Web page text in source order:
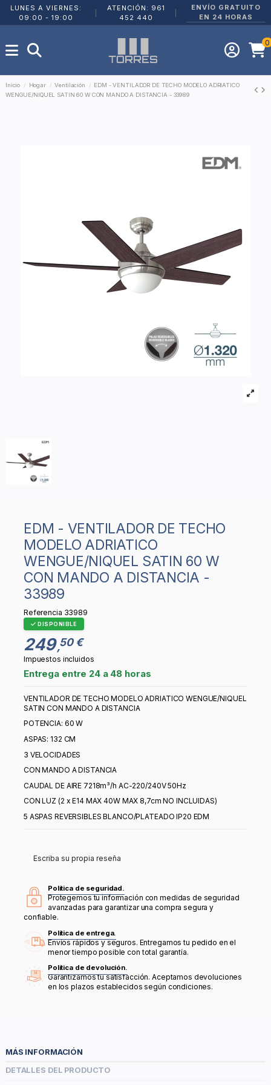
LUNES A VIERNES:
09:00 - 19:00
ATENCIÓN: 961
452 440
ENVÍO GRATUITO
EN 24 HORAS
0
Inicio Hogar Ventilación
EDM - VENTILADOR DE TECHO MODELO ADRIATICO
WENGUE/NIQUEL SATIN 60 W CON MANDO A DISTANCIA - 33989
EDM - VENTILADOR DE TECHO
MODELO ADRIATICO
WENGUE/NIQUEL SATIN 60 W
CON MANDO A DISTANCIA -
33989
Referencia 33989
DISPONIBLE
249,50 €
Impuestos incluidos
Entrega entre 24 a 48 horas
VENTILADOR DE TECHO MODELO ADRIATICO WENGUE/NIQUEL
SATIN CON MANDO A DISTANCIA
POTENCIA: 60 W
ASPAS: 132 CM
3 VELOCIDADES
CON MANDO A DISTANCIA
CAUDAL DE AIRE 7218m³/h AC-220/240V 50Hz
CON LUZ (2 x E14 MAX 40W MAX 8,7cm NO INCLUIDAS)
5 ASPAS REVERSIBLES BLANCO/PLATEADO IP20 EDM
Escriba su propia reseña
Política de seguridad.
Protegemos tu información con medidas de seguridad
avanzadas para garantizar una compra segura y
confiable.
Política de entrega.
Envíos rápidos y seguros. Entregamos tu pedido en el
menor tiempo posible con total garantía.
Política de devolución.
Garantizamos tu satisfacción. Aceptamos devoluciones
en los plazos establecidos según condiciones.
MÁS INFORMACIÓN
DETALLES DEL PRODUCTO